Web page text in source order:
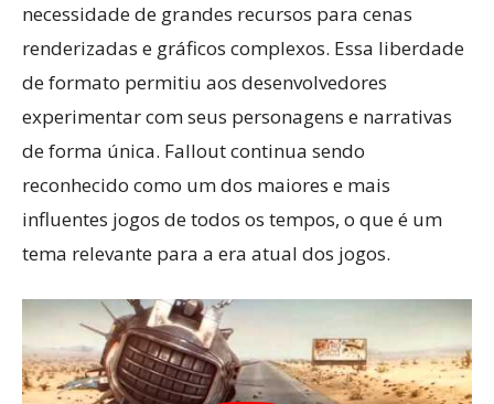
necessidade de grandes recursos para cenas
renderizadas e gráficos complexos. Essa liberdade
de formato permitiu aos desenvolvedores
experimentar com seus personagens e narrativas
de forma única. Fallout continua sendo
reconhecido como um dos maiores e mais
influentes jogos de todos os tempos, o que é um
tema relevante para a era atual dos jogos.